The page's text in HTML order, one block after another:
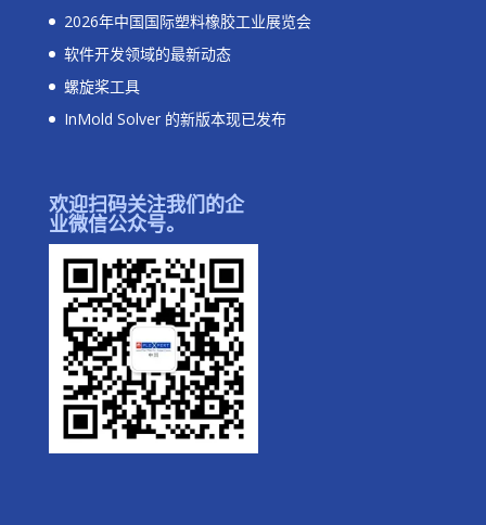
2026年中国国际塑料橡胶工业展览会
软件开发领域的最新动态
螺旋桨工具
InMold Solver 的新版本现已发布
欢迎扫码关注我们的企
业微信公众号。